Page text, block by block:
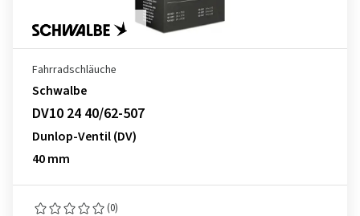
Fahrradschläuche
Schwalbe
DV10 24 40/62-507
Dunlop-Ventil (DV)
40 mm
(0)